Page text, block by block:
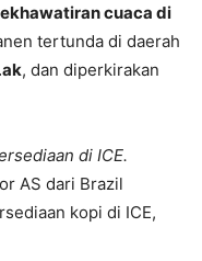
cuaca di
tertunda di daerah
, dan diperkirakan
di ICE.
AS dari Brazil
kopi di ICE,